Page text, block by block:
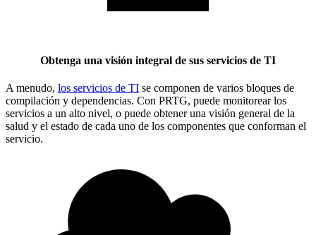
Obtenga una visión integral de sus servicios de TI
A menudo, los servicios de TI se componen de varios bloques de
compilación y dependencias. Con PRTG, puede monitorear los
servicios a un alto nivel, o puede obtener una visión general de la
salud y el estado de cada uno de los componentes que conforman el
servicio.